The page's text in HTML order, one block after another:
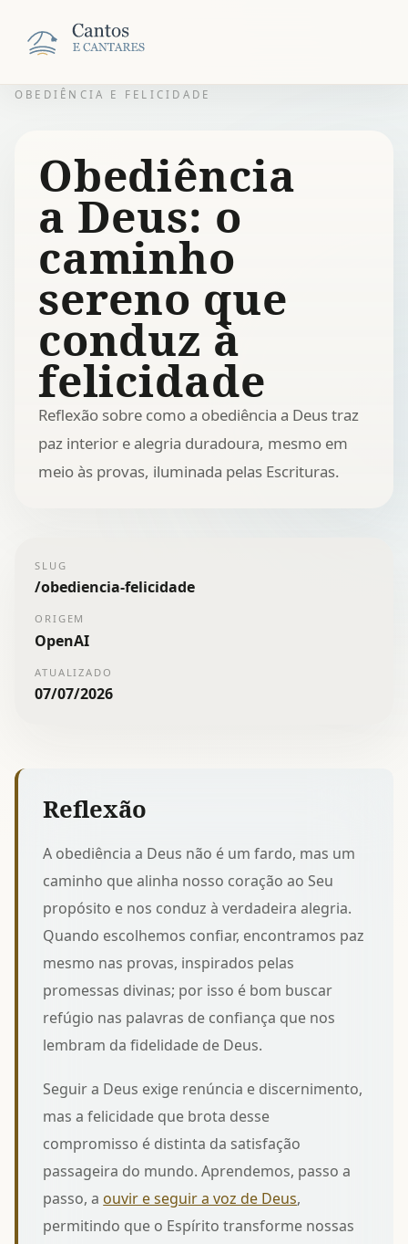
OBEDIÊNCIA E FELICIDADE
Obediência
a Deus: o
caminho
sereno que
conduz à
felicidade
Reflexão sobre como a obediência a Deus traz
paz interior e alegria duradoura, mesmo em
meio às provas, iluminada pelas Escrituras.
SLUG
/obediencia-felicidade
ORIGEM
OpenAI
ATUALIZADO
07/07/2026
Reflexão
A obediência a Deus não é um fardo, mas um
caminho que alinha nosso coração ao Seu
propósito e nos conduz à verdadeira alegria.
Quando escolhemos confiar, encontramos paz
mesmo nas provas, inspirados pelas
promessas divinas; por isso é bom buscar
refúgio nas palavras de confiança que nos
lembram da fidelidade de Deus.
Seguir a Deus exige renúncia e discernimento,
mas a felicidade que brota desse
compromisso é distinta da satisfação
passageira do mundo. Aprendemos, passo a
passo, a ouvir e seguir a voz de Deus,
permitindo que o Espírito transforme nossas